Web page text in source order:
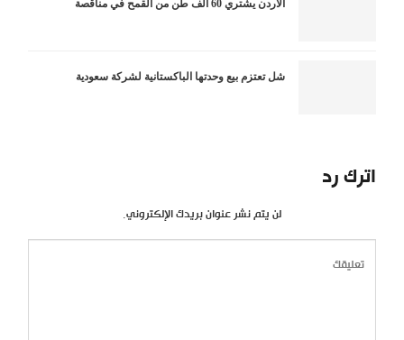
الأردن يشتري 60 ألف طن من القمح في مناقصة
شل تعتزم بيع وحدتها الباكستانية لشركة سعودية
اترك رد
لن يتم نشر عنوان بريدك الإلكتروني.